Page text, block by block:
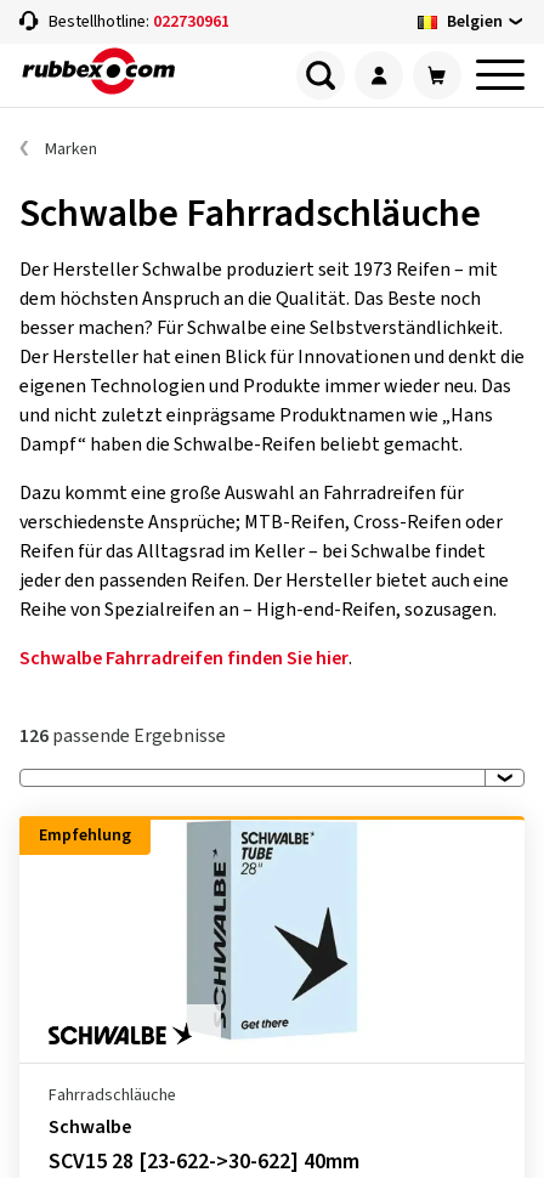
Bestellhotline: 022730961 Belgien
Marken
Schwalbe Fahrradschläuche
Der Hersteller Schwalbe produziert seit 1973 Reifen – mit
dem höchsten Anspruch an die Qualität. Das Beste noch
besser machen? Für Schwalbe eine Selbstverständlichkeit.
Der Hersteller hat einen Blick für Innovationen und denkt die
eigenen Technologien und Produkte immer wieder neu. Das
und nicht zuletzt einprägsame Produktnamen wie „Hans
Dampf“ haben die Schwalbe-Reifen beliebt gemacht.
Dazu kommt eine große Auswahl an Fahrradreifen für
verschiedenste Ansprüche; MTB-Reifen, Cross-Reifen oder
Reifen für das Alltagsrad im Keller – bei Schwalbe findet
jeder den passenden Reifen. Der Hersteller bietet auch eine
Reihe von Spezialreifen an – High-end-Reifen, sozusagen.
Schwalbe Fahrradreifen finden Sie hier.
126passende Ergebnisse
Empfehlung
Fahrradschläuche
Schwalbe
SCV15 28 [23-622->30-622] 40mm